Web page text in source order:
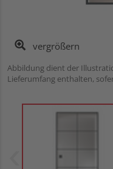
vergrößern
Abbildung dient der
Lieferumfang enthalten,